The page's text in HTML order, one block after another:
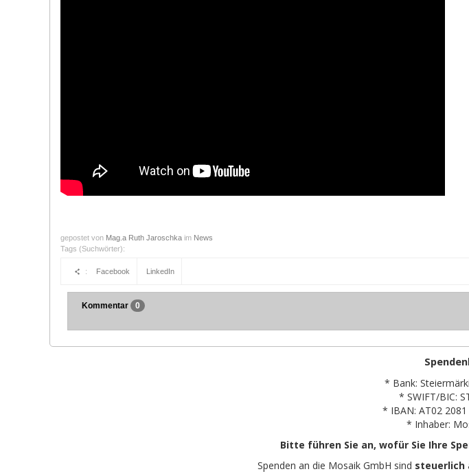
gepostet von Mag.a Ruth Jaroschka im News
Tags (Suchwörter):
: Facebook LinkedIn
Kommentar 0
* Bank:
* SWIFT/BIC:
* IBAN: AT02
* Inhaber:
Bitte führen Sie an, wofür Sie Ihre
Spenden an die Mosaik GmbH sind steuerlich